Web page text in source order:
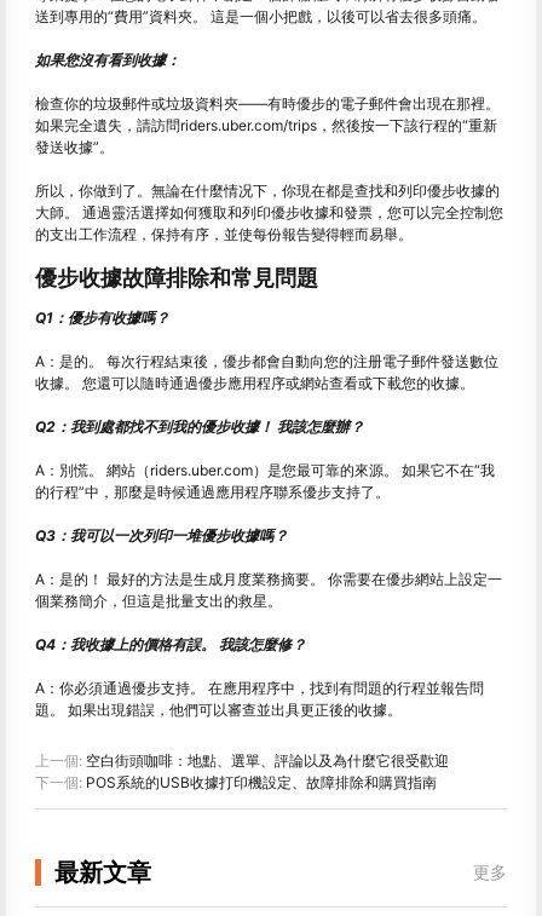
送到專用的“費用”資料夾。 這是一個小把戲，以後可以省去很多頭痛。
如果您沒有看到收據：
檢查你的垃圾郵件或垃圾資料夾——有時優步的電子郵件會出現在那裡。
如果完全遺失，請訪問riders.uber.com/trips，然後按一下該行程的“重新
發送收據”。
所以，你做到了。無論在什麼情况下，你現在都是查找和列印優步收據的
大師。 通過靈活選擇如何獲取和列印優步收據和發票，您可以完全控制您
的支出工作流程，保持有序，並使每份報告變得輕而易舉。
優步收據故障排除和常見問題
Q1：優步有收據嗎？
A：是的。 每次行程結束後，優步都會自動向您的注册電子郵件發送數位
收據。 您還可以隨時通過優步應用程序或網站查看或下載您的收據。
Q2：我到處都找不到我的優步收據！ 我該怎麼辦？
A：別慌。 網站（riders.uber.com）是您最可靠的來源。 如果它不在“我
的行程”中，那麼是時候通過應用程序聯系優步支持了。
Q3：我可以一次列印一堆優步收據嗎？
A：是的！ 最好的方法是生成月度業務摘要。 你需要在優步網站上設定一
個業務簡介，但這是批量支出的救星。
Q4：我收據上的價格有誤。 我該怎麼修？
A：你必須通過優步支持。 在應用程序中，找到有問題的行程並報告問
題。 如果出現錯誤，他們可以審查並出具更正後的收據。
上一個: 空白街頭咖啡：地點、選單、評論以及為什麼它很受歡迎
下一個: POS系統的USB收據打印機設定、故障排除和購買指南
最新文章 更多